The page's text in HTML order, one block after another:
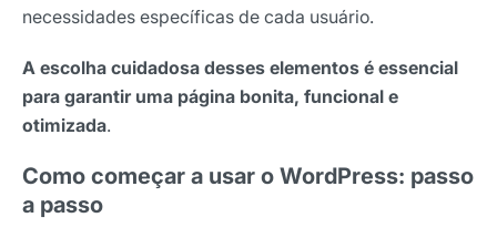
necessidades específicas de cada usuário.
A escolha cuidadosa desses elementos é essencial
para garantir uma página bonita, funcional e
otimizada.
Como começar a usar o WordPress: passo
a passo